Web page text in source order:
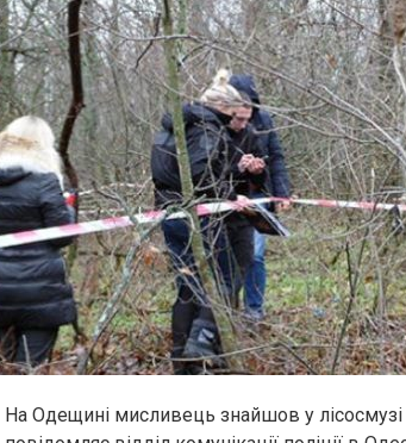
На Одещині мисливець знайшов у